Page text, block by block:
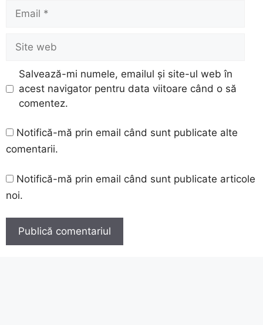
web
Salvează-mi numele, emailul și site-ul web în
acest navigator pentru data viitoare când o să
comentez.
Notifică-mă prin email când sunt publicate alte
comentarii.
Notifică-mă prin email când sunt publicate articole
noi.